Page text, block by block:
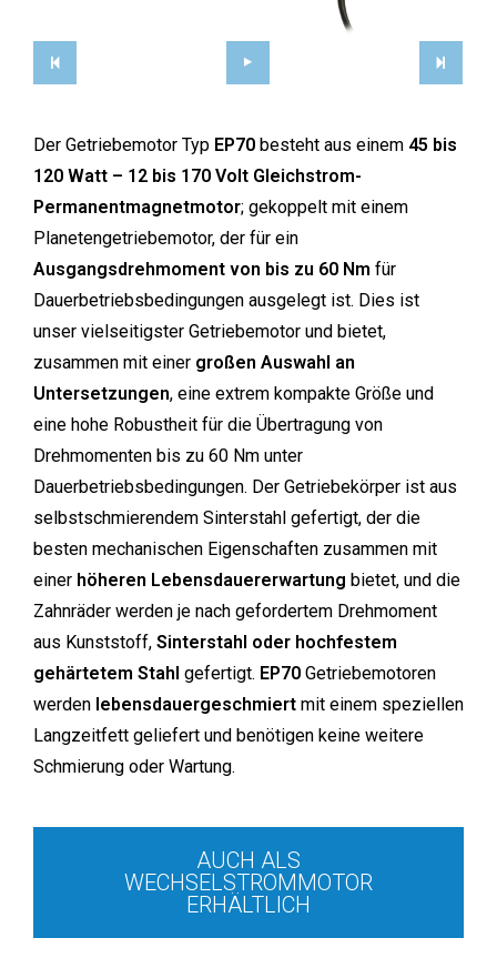
Der Getriebemotor Typ EP70 besteht aus einem 45 bis
120 Watt – 12 bis 170 Volt Gleichstrom-
Permanentmagnetmotor; gekoppelt mit einem
Planetengetriebemotor, der für ein
Ausgangsdrehmoment von bis zu 60 Nm für
Dauerbetriebsbedingungen ausgelegt ist. Dies ist
unser vielseitigster Getriebemotor und bietet,
zusammen mit einer großen Auswahl an
Untersetzungen, eine extrem kompakte Größe und
eine hohe Robustheit für die Übertragung von
Drehmomenten bis zu 60 Nm unter
Dauerbetriebsbedingungen. Der Getriebekörper ist aus
selbstschmierendem Sinterstahl gefertigt, der die
besten mechanischen Eigenschaften zusammen mit
einer höheren Lebensdauererwartung bietet, und die
Zahnräder werden je nach gefordertem Drehmoment
aus Kunststoff, Sinterstahl oder hochfestem
gehärtetem Stahl gefertigt. EP70 Getriebemotoren
werden lebensdauergeschmiert mit einem speziellen
Langzeitfett geliefert und benötigen keine weitere
Schmierung oder Wartung.
AUCH ALS
WECHSELSTROMMOTOR
ERHÄLTLICH